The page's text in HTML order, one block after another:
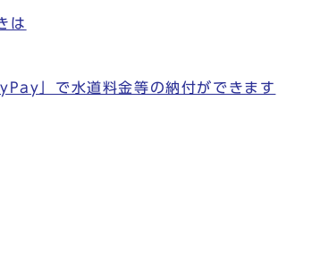
は
」で水道料金等の納付ができます